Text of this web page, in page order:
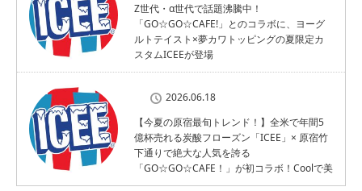
Z世代・α世代で話題沸騰中！
「GO☆GO☆CAFE!」とのコラボに、ヨーグ
ルトテイスト×夢カワトッピングの夏限定カ
スタムICEEが登場
2026.06.18
【今夏の原宿最旬トレンド！】全米で年間5
億杯売れる炭酸フローズン「ICEE」× 原宿竹
下通りで絶大な人気を誇る
「GO☆GO☆CAFE！」が初コラボ！Coolで美
味しい夏限定ポップアップショップオープン